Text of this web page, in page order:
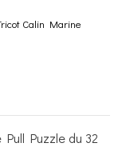
Calin Marine
Puzzle du 32